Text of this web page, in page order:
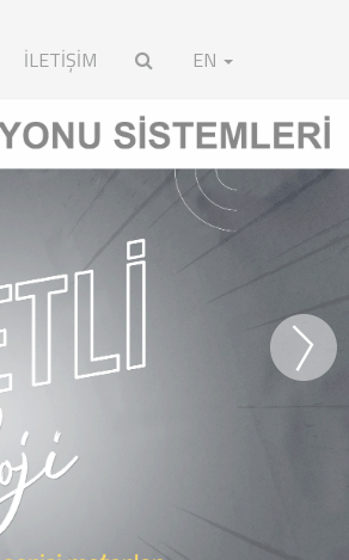
İLETİŞİM EN